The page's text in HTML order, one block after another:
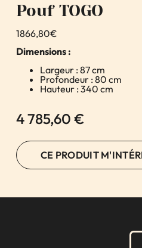
Pouf TOGO
1866,80€
Dimensions :
Largeur : 87 cm
Profondeur : 80 cm
Hauteur : 340 cm
4 785,60 €
CE PRODUIT